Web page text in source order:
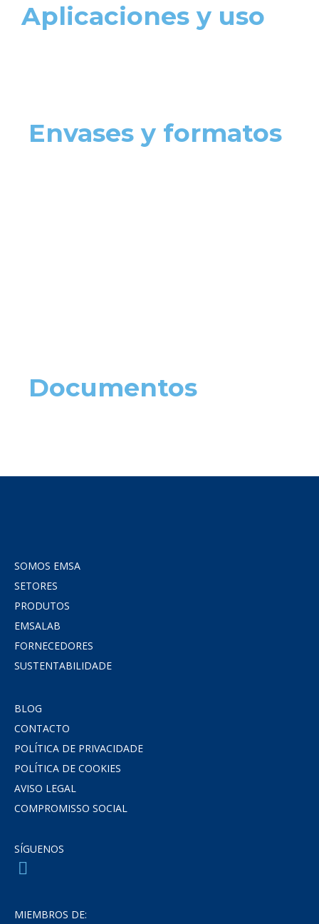
Aplicaciones y uso
Envases y formatos
Documentos
SOMOS EMSA
SETORES
PRODUTOS
EMSALAB
FORNECEDORES
SUSTENTABILIDADE
BLOG
CONTACTO
POLÍTICA DE PRIVACIDADE
POLÍTICA DE COOKIES
AVISO LEGAL
COMPROMISSO SOCIAL
SÍGUENOS
MIEMBROS DE: